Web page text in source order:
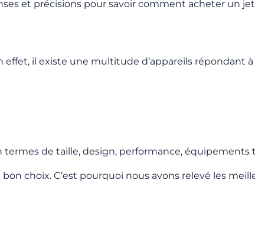
et précisions pour savoir comment acheter un
effet, il existe une multitude d’appareils répondant
termes de taille, design, performance,
choix. C’est pourquoi nous avons relevé les